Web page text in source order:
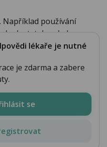
Například používání
dostatek pohybu a...
lékaře je nutné
je zdarma a zabere
se